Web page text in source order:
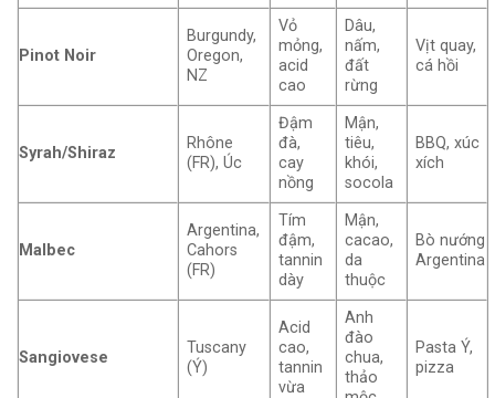
Pinot Noir
Burgundy,
Oregon,
NZ
Vỏ
mỏng,
acid
cao
Dâu,
nấm,
đất
rừng
Vịt quay,
cá hồi
Syrah/Shiraz
Rhône
(FR), Úc
Đậm
đà,
cay
nồng
Mận,
tiêu,
khói,
socola
BBQ, xúc
xích
Malbec
Argentina,
Cahors
(FR)
Tím
đậm,
tannin
dày
Mận,
cacao,
da
thuộc
Bò nướng
Argentina
Sangiovese
Tuscany
(Ý)
Acid
cao,
tannin
vừa
Anh
đào
chua,
thảo
Pasta Ý,
pizza